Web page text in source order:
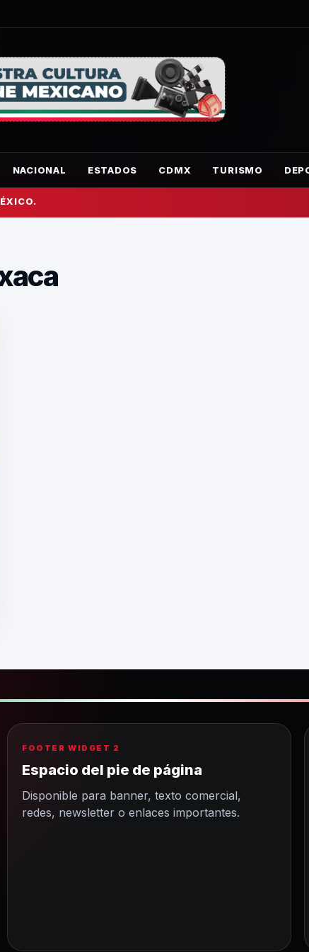
NACIONAL ESTADOS CDMX TURISMO
FOOTER WIDGET 2
Espacio del pie de página
Disponible para banner, texto comercial,
redes, newsletter o enlaces importantes.